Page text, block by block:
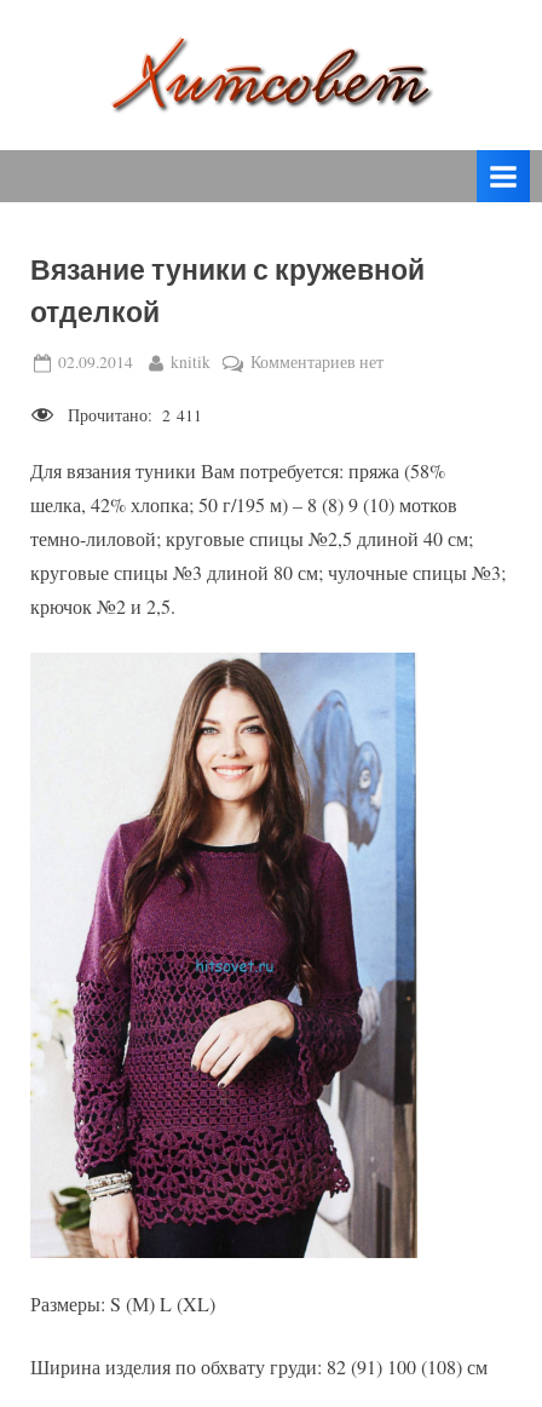
т
о
е
спицами,
крючком,
вязаные
модели
описанием
Вязание туники с кружевной
отделкой
Posted
02.09.2014 By
knitik Комментариевк
с
кружевной
отделкой
нет
Прочитано: 2 411
Для вязания туники Вам потребуется: пряжа (58%
шелка, 42% хлопка; 50 г/195 м) – 8 (8) 9 (10) мотков
темно-лиловой; круговые спицы №2,5 длиной 40 см;
круговые спицы №3 длиной 80 см; чулочные спицы №3;
крючок №2 и 2,5.
Размеры: S (М) L (XL)
Ширина изделия по обхвату груди: 82 (91) 100 (108) см